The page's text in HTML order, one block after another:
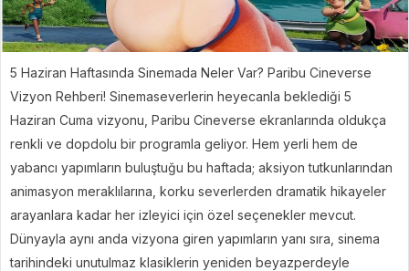
5 Haziran Haftasında Sinemada Neler Var? Paribu Cineverse
Vizyon Rehberi! Sinemaseverlerin heyecanla beklediği 5
Haziran Cuma vizyonu, Paribu Cineverse ekranlarında oldukça
renkli ve dopdolu bir programla geliyor. Hem yerli hem de
yabancı yapımların buluştuğu bu haftada; aksiyon tutkunlarından
animasyon meraklılarına, korku severlerden dramatik hikayeler
arayanlara kadar her izleyici için özel seçenekler mevcut.
Dünyayla aynı anda vizyona giren yapımların yanı sıra, sinema
tarihindeki unutulmaz klasiklerin yeniden beyazperdeyle